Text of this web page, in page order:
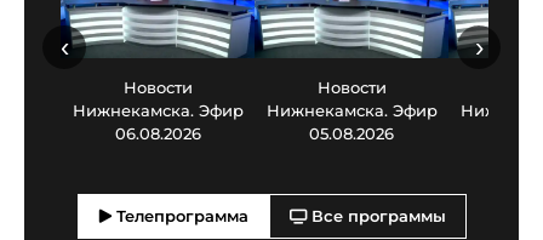
Новости
Нижнекамска. Эфир
06.08.2026
Новости
Нижнекамска. Эфир
05.08.2026
‹ ›
Телепрограмма Все программы